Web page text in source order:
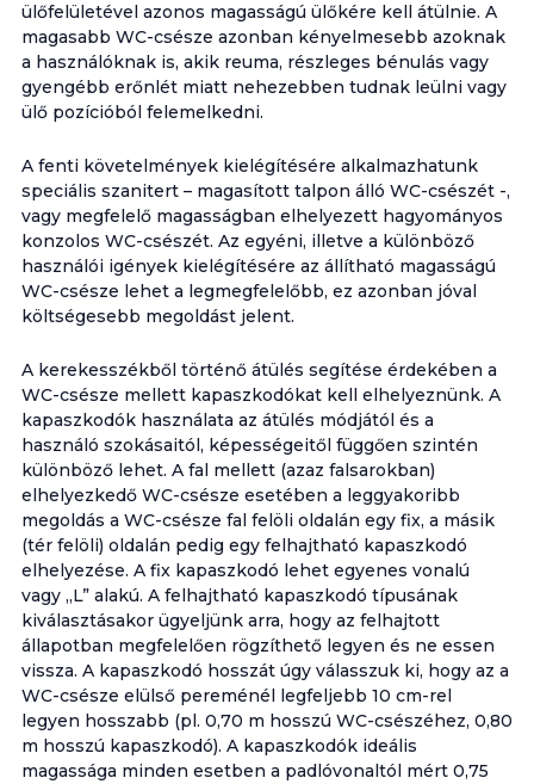
ülőfelületével azonos magasságú ülőkére kell átülnie. A
magasabb WC-csésze azonban kényelmesebb azoknak
a használóknak is, akik reuma, részleges bénulás vagy
gyengébb erőnlét miatt nehezebben tudnak leülni vagy
ülő pozícióból felemelkedni.
A fenti követelmények kielégítésére alkalmazhatunk
speciális szanitert – magasított talpon álló WC-csészét -,
vagy megfelelő magasságban elhelyezett hagyományos
konzolos WC-csészét. Az egyéni, illetve a különböző
használói igények kielégítésére az állítható magasságú
WC-csésze lehet a legmegfelelőbb, ez azonban jóval
költségesebb megoldást jelent.
A kerekesszékből történő átülés segítése érdekében a
WC-csésze mellett kapaszkodókat kell elhelyeznünk. A
kapaszkodók használata az átülés módjától és a
használó szokásaitól, képességeitől függően szintén
különböző lehet. A fal mellett (azaz falsarokban)
elhelyezkedő WC-csésze esetében a leggyakoribb
megoldás a WC-csésze fal felöli oldalán egy fix, a másik
(tér felöli) oldalán pedig egy felhajtható kapaszkodó
elhelyezése. A fix kapaszkodó lehet egyenes vonalú
vagy „L” alakú. A felhajtható kapaszkodó típusának
kiválasztásakor ügyeljünk arra, hogy az felhajtott
állapotban megfelelően rögzíthető legyen és ne essen
vissza. A kapaszkodó hosszát úgy válasszuk ki, hogy az a
WC-csésze elülső pereménél legfeljebb 10 cm-rel
legyen hosszabb (pl. 0,70 m hosszú WC-csészéhez, 0,80
m hosszú kapaszkodó). A kapaszkodók ideális
magassága minden esetben a padlóvonaltól mért 0,75